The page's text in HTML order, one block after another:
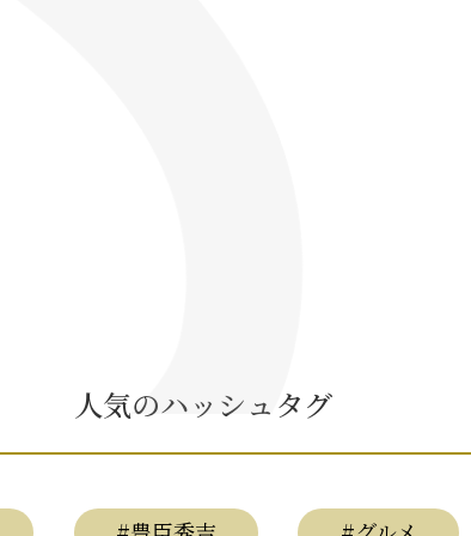
人気のハッシュタグ